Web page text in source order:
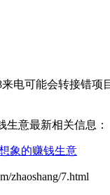
电可能会转接错项
生意最新相关信息：
象的赚钱生意
zhaoshang/7.html